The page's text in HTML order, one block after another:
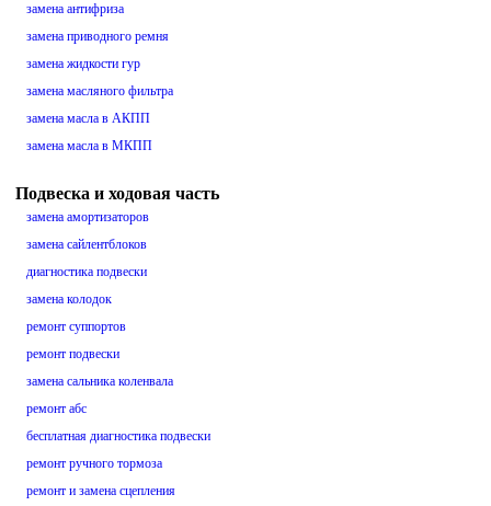
замена антифриза
замена приводного ремня
замена жидкости гур
замена масляного фильтра
замена масла в АКПП
замена масла в МКПП
Подвеска и ходовая часть
замена амортизаторов
замена сайлентблоков
диагностика подвески
замена колодок
ремонт суппортов
ремонт подвески
замена сальника коленвала
ремонт абс
бесплатная диагностика подвески
ремонт ручного тормоза
ремонт и замена сцепления